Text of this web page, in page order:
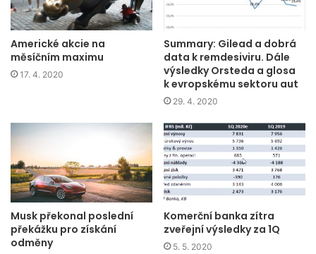
Americké akcie na
měsíčním maximu
17. 4. 2020
Summary: Gilead a dobrá
data k remdesiviru. Dále
výsledky Orsteda a glosa
k evropskému sektoru aut
29. 4. 2020
Musk překonal poslední
překážku pro získání
odměny
Komerční banka zítra
zveřejní výsledky za 1Q
5. 5. 2020